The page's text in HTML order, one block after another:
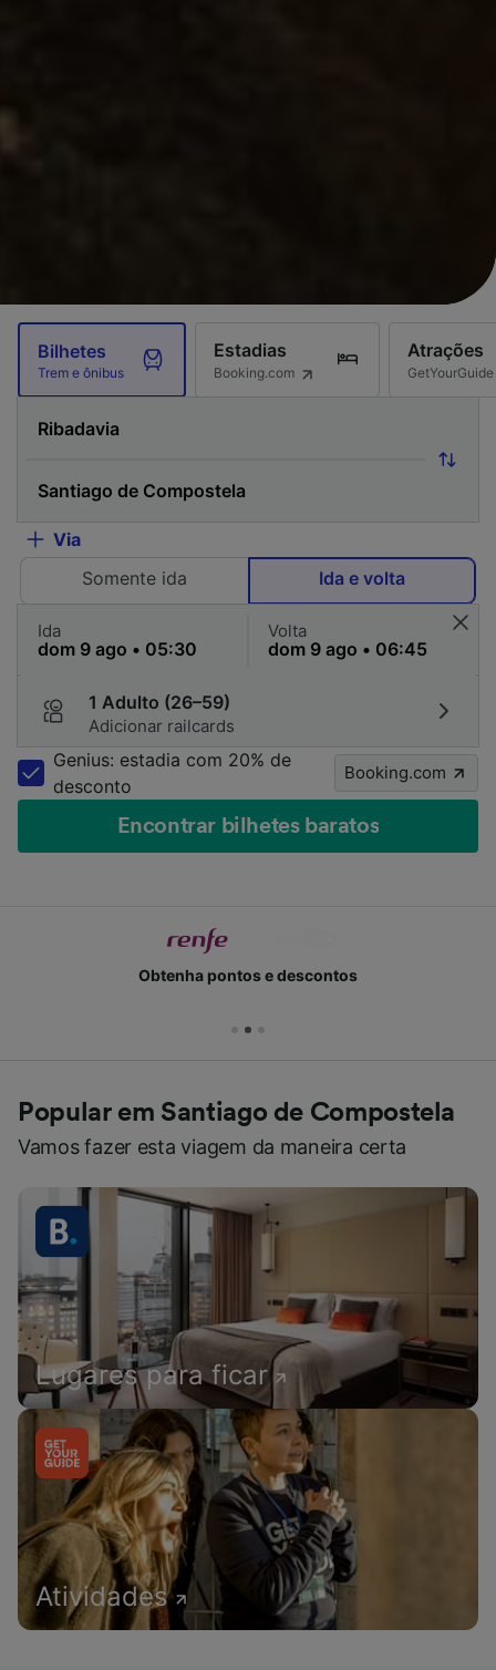
Bilhetes
Trem e ônibus
Estadias
Booking.com
Atrações
GetYourGuide
Via
Somente ida
Ida e volta
Ida Volta
1 Adulto (26–59)
Adicionar railcards
Genius: estadia com 20% de
desconto
Booking.com
Encontrar bilhetes baratos
Obtenha pontos e descontos
Popular em Santiago de Compostela
Vamos fazer esta viagem da maneira certa
Lugares para ficar
Atividades